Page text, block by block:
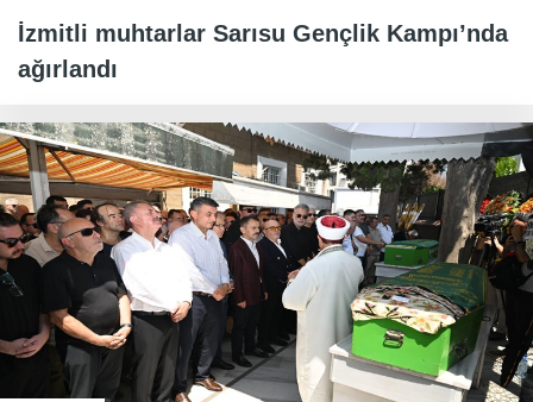
İzmitli muhtarlar Sarısu Gençlik Kampı’nda
ağırlandı